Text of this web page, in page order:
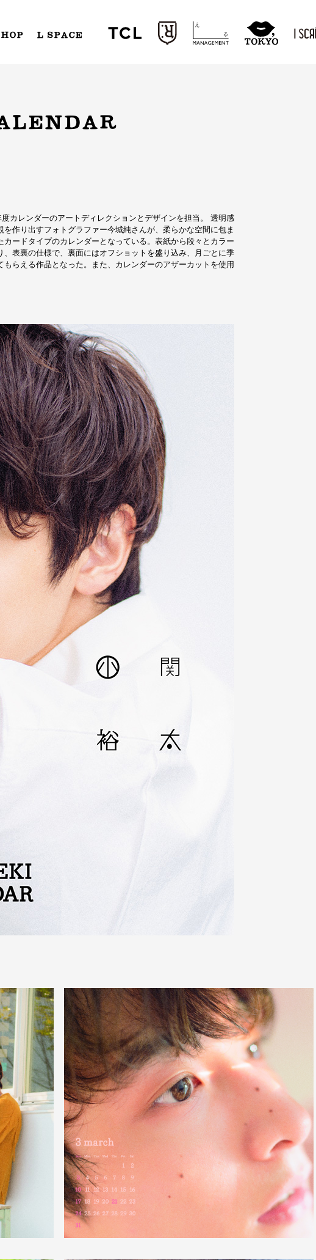
L SPACE
カレンダーのアートディレクションとデザインを担当。 透明感
作り出すフォトグラファー今城純さんが、柔らかな空間に包ま
ードタイプのカレンダーとなっている。表紙から段々とカラー
表裏の仕様で、裏面にはオフショットを盛り込み、月ごとに季
らえる作品となった。また、カレンダーのアザーカットを使用